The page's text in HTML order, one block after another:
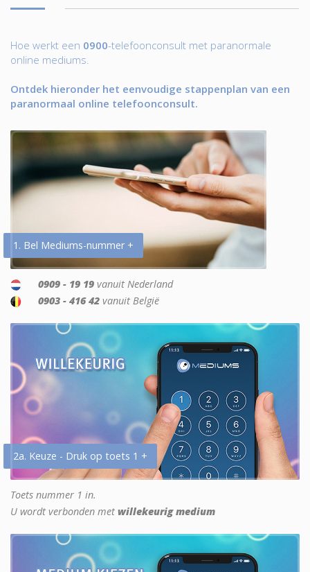
Hoe werkt een 0900-telefoonconsult met paranormale
online mediums.
Ontdek hieronder het eenvoudige stappenplan van een
paranormaal online telefoonconsult.
1. Bel Mediums-nummer +
0909 - 19 19 vanuit Nederland
0903 - 416 42 vanuit België
2a. Keuze - Druk op toets 1 +
Toets nummer 1 in.
U wordt verbonden met willekeurig medium